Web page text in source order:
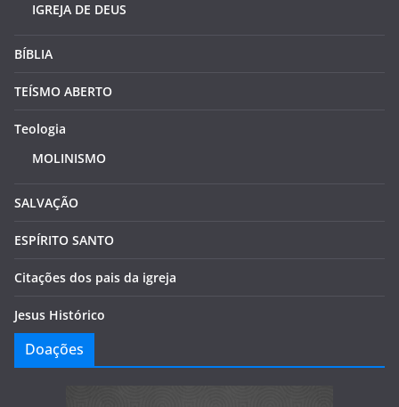
IGREJA DE DEUS
BÍBLIA
TEÍSMO ABERTO
Teologia
MOLINISMO
SALVAÇÃO
ESPÍRITO SANTO
Citações dos pais da igreja
Jesus Histórico
Doações